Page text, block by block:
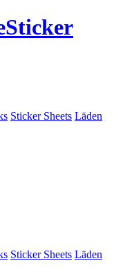
Sticker
Sticker Sheets Läden
Sticker Sheets Läden